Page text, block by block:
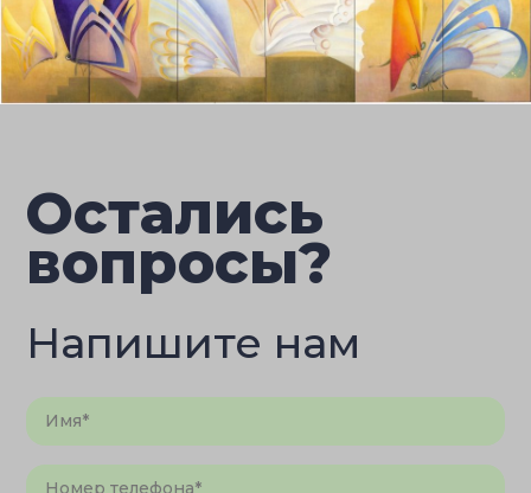
Остались
вопросы?
Напишите нам